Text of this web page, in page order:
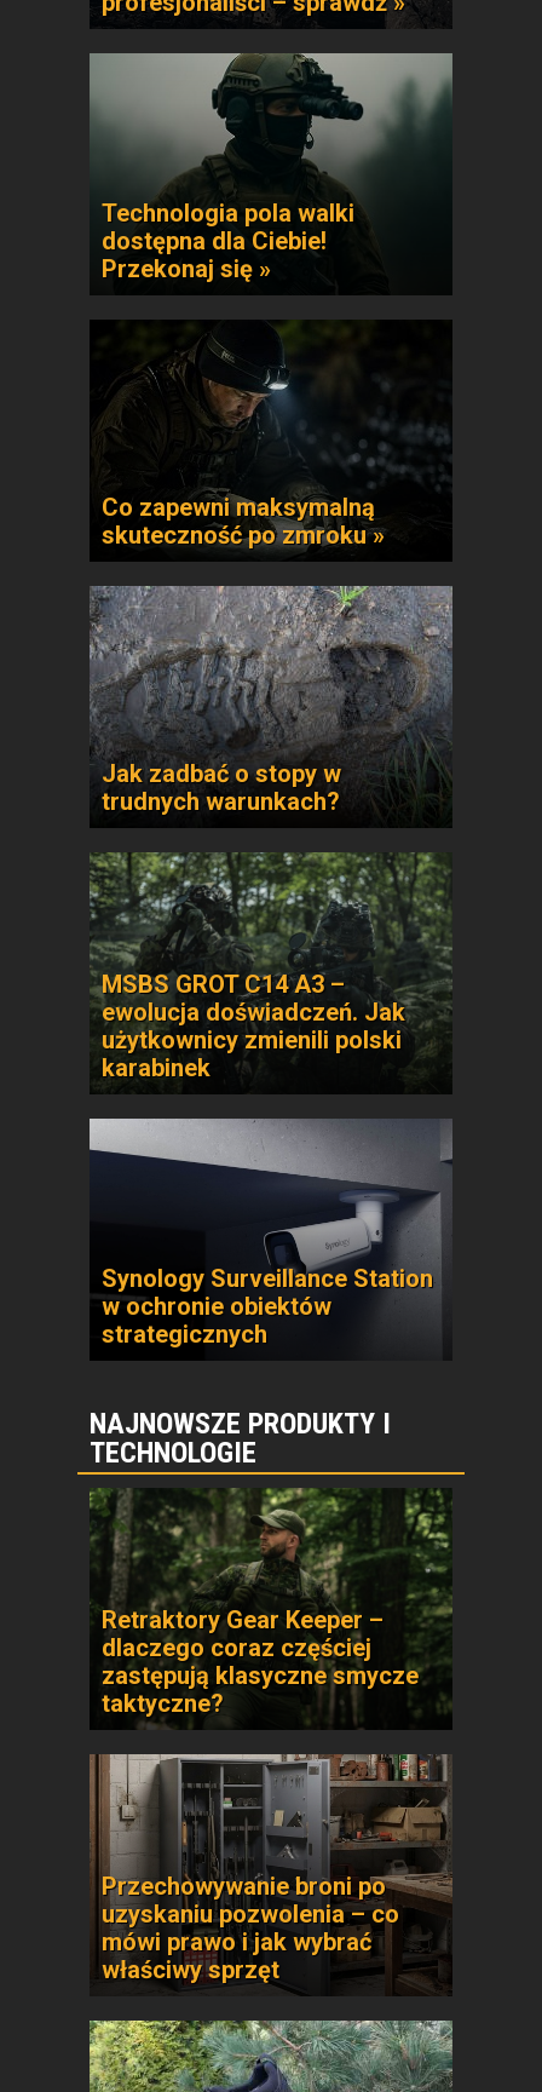
Technologia pola walki
dostępna dla Ciebie!
Przekonaj się »
Co zapewni maksymalną
skuteczność po zmroku »
Jak zadbać o stopy w
trudnych warunkach?
MSBS GROT C14 A3 –
ewolucja doświadczeń. Jak
użytkownicy zmienili polski
karabinek
Synology Surveillance Station
w ochronie obiektów
strategicznych
NAJNOWSZE PRODUKTY I
TECHNOLOGIE
Retraktory Gear Keeper –
dlaczego coraz częściej
zastępują klasyczne smycze
taktyczne?
Przechowywanie broni po
uzyskaniu pozwolenia – co
mówi prawo i jak wybrać
właściwy sprzęt